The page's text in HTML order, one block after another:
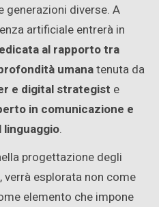
generazioni diverse. A
artificiale entrerà in
al rapporto tra
umanatenuta da
e digital strategist e
in comunicazione e
.
progettazione degli
verrà esplorata non come
elemento che impone